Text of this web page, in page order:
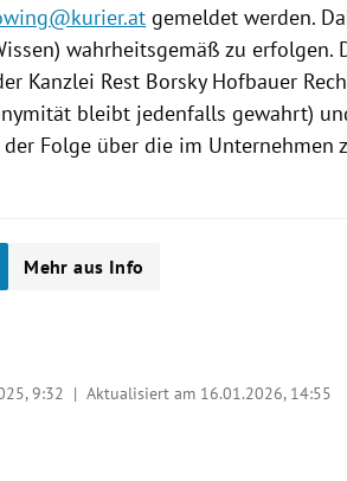
gemeldet werden.
wahrheitsgemäß zu erfolgen.
Kanzlei Rest Borsky Hofbauer
bleibt jedenfalls gewahrt)
Folge über die im Unternehmen
Mehr aus Info
9:32 | Aktualisiert am 16.01.2026, 14:55